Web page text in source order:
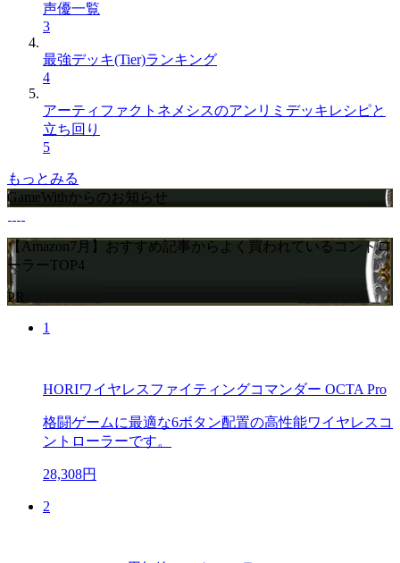
声優一覧
3
最強デッキ(Tier)ランキング
4
アーティファクトネメシスのアンリミデッキレシピと
立ち回り
5
もっとみる
GameWithからのお知らせ
【Amazon7月】おすすめ記事からよく買われているコントロ
ーラーTOP4
PR
1
HORIワイヤレスファイティングコマンダー OCTA Pro
格闘ゲームに最適な6ボタン配置の高性能ワイヤレスコ
ントローラーです。
28,308円
2